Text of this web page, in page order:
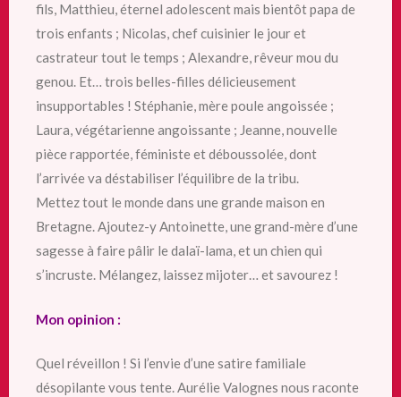
fils, Matthieu, éternel adolescent mais bientôt papa de
trois enfants ; Nicolas, chef cuisinier le jour et
castrateur tout le temps ; Alexandre, rêveur mou du
genou. Et… trois belles-filles délicieusement
insupportables ! Stéphanie, mère poule angoissée ;
Laura, végétarienne angoissante ; Jeanne, nouvelle
pièce rapportée, féministe et déboussolée, dont
l’arrivée va déstabiliser l’équilibre de la tribu.
Mettez tout le monde dans une grande maison en
Bretagne. Ajoutez-y Antoinette, une grand-mère d’une
sagesse à faire pâlir le dalaï-lama, et un chien qui
s’incruste. Mélangez, laissez mijoter… et savourez !
Mon opinion :
Quel réveillon ! Si l’envie d’une satire familiale
désopilante vous tente. Aurélie Valognes nous raconte